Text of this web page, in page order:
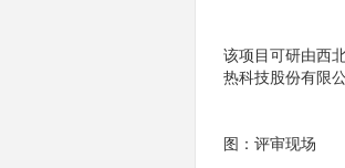
该项目可研由西
热科技股份有限
图：评审现场